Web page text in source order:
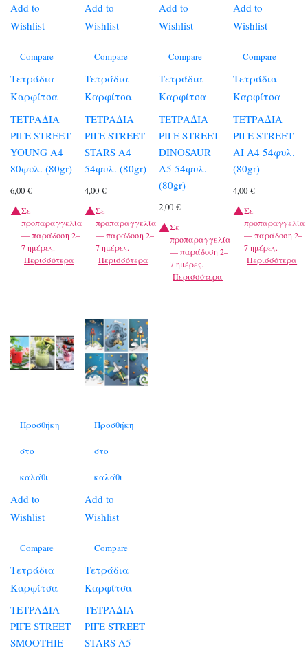
Add to
Wishlist
Compare
Τετράδια
Καρφίτσα
ΤΕΤΡΑΔΙΑ
ΡΙΓΕ STREET
YOUNG A4
80φυλ. (80gr)
6,00 €
Σε
προπαραγγελία
— παράδοση 2–
7 ημέρες.
Περισσότερα
Add to
Wishlist
Compare
Τετράδια
Καρφίτσα
ΤΕΤΡΑΔΙΑ
ΡΙΓΕ STREET
STARS A4
54φυλ. (80gr)
4,00€
Σε
προπαραγγελία
— παράδοση 2–
7 ημέρες.
Περισσότερα
Add to
Wishlist
Compare
Τετράδια
Καρφίτσα
ΤΕΤΡΑΔΙΑ
ΡΙΓΕ STREET
DINOSAUR
A5 54φυλ.
(80gr)
2,00€
Σε
προπαραγγελία
— παράδοση 2–
7 ημέρες.
Περισσότερα
Add to
Wishlist
Compare
Τετράδια
Καρφίτσα
ΤΕΤΡΑΔΙΑ
ΡΙΓΕ STREET
AI A4 54φυλ.
(80gr)
4,00€
Σε
προπαραγγελία
— παράδοση 2–
7 ημέρες.
Περισσότερα
Προσθήκη
στο
καλάθι
Add to
Wishlist
Compare
Τετράδια
Καρφίτσα
ΤΕΤΡΑΔΙΑ
ΡΙΓΕ STREET
SMOOTHIE
Προσθήκη
στο
καλάθι
Add to
Wishlist
Compare
Τετράδια
Καρφίτσα
ΤΕΤΡΑΔΙΑ
ΡΙΓΕ STREET
STARS A5